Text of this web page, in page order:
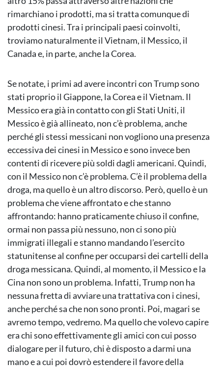
rimarchiano i prodotti, ma si tratta comunque di
prodotti cinesi. Tra i principali paesi coinvolti,
troviamo naturalmente il Vietnam, il Messico, il
Canada e, in parte, anche la Corea.
Se notate, i primi ad avere incontri con Trump sono
stati proprio il Giappone, la Corea e il Vietnam. Il
Messico era già in contatto con gli Stati Uniti, il
Messico è già allineato, non c’è problema, anche
perché gli stessi messicani non vogliono una presenza
eccessiva dei cinesi in Messico e sono invece ben
contenti di ricevere più soldi dagli americani. Quindi,
con il Messico non c’è problema. C’è il problema della
droga, ma quello è un altro discorso. Però, quello è un
problema che viene affrontato e che stanno
affrontando: hanno praticamente chiuso il confine,
ormai non passa più nessuno, non ci sono più
immigrati illegali e stanno mandando l’esercito
statunitense al confine per occuparsi dei cartelli della
droga messicana. Quindi, al momento, il Messico e la
Cina non sono un problema. Infatti, Trump non ha
nessuna fretta di avviare una trattativa con i cinesi,
anche perché sa che non sono pronti. Poi, magari se
avremo tempo, vedremo. Ma quello che volevo capire
era chi sono effettivamente gli amici con cui posso
dialogare per il futuro, chi è disposto a darmi una
mano e a cui poi dovrò estendere il favore della